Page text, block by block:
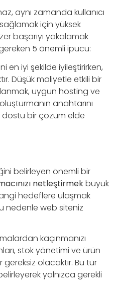
aynı zamanda kullanıcı
sağlamak için yüksek
başarıyı yakalamak
5 önemli ipucu:
en iyi şekilde iyileştirirken,
Düşük maliyetle etkili bir
uygun hosting ve
anahtarını
dostu bir çözüm elde
belirleyen önemli bir
netleştirmekbüyük
hedeflere ulaşmak
nedenle web siteniz
kaçınmanızı
stok yönetimi ve ürün
olacaktır. Bu tür
yalnızca gerekli